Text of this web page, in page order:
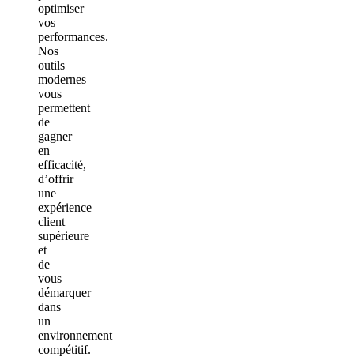
optimiser
vos
performances.
Nos
outils
modernes
vous
permettent
de
gagner
en
efficacité,
d’offrir
une
expérience
client
supérieure
et
de
vous
démarquer
dans
un
environnement
compétitif.